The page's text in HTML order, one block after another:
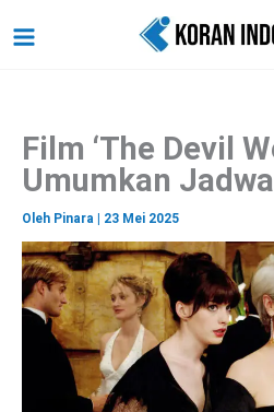
ke
Film ‘The Devil
Umumkan
Oleh Pinara 23 Mei 2025
a